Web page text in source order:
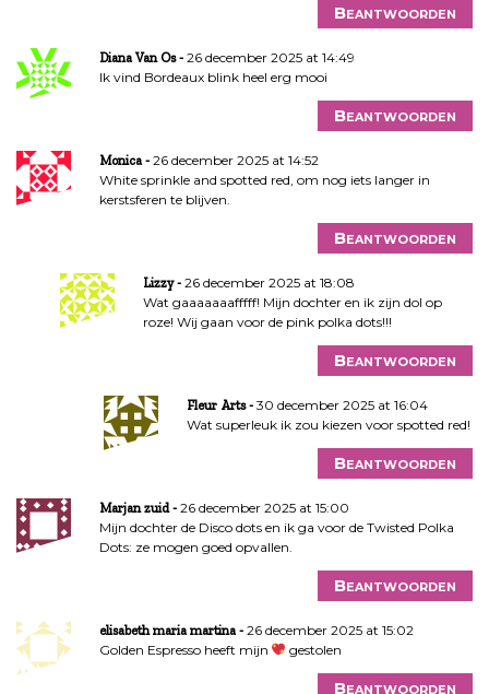
g
a
e
Beantwoorden
Diana Van Os
26 december 2025 at 14:49
Ik vind Bordeaux blink heel erg mooi
Beantwoorden
Monica
26 december 2025 at 14:52
White sprinkle and spotted red, om nog iets langer in
kerstsferen te blijven.
Beantwoorden
Lizzy
26 december 2025 at 18:08
Wat gaaaaaaafffff! Mijn dochter en ik zijn dol op
roze! Wij gaan voor de pink polka dots!!!
Beantwoorden
Fleur Arts
30 december 2025 at 16:04
Wat superleuk ik zou kiezen voor spotted red!
Beantwoorden
Marjan zuid
26 december 2025 at 15:00
Mijn dochter de Disco dots en ik ga voor de Twisted Polka
Dots: ze mogen goed opvallen.
Beantwoorden
elisabeth maria martina
26 december 2025 at 15:02
Golden Espresso heeft mijn
gestolen
Beantwoorden